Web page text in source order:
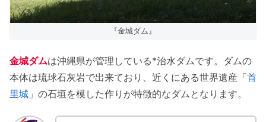
金城ダム まとめ
『金城ダム』
金城ダムは沖縄県が管理している*治水ダムです。ダムの
本体は琉球石灰岩で出来ており、近くにある世界遺産「首
里城 」の石垣を模した作りが特徴的なダムとなります。